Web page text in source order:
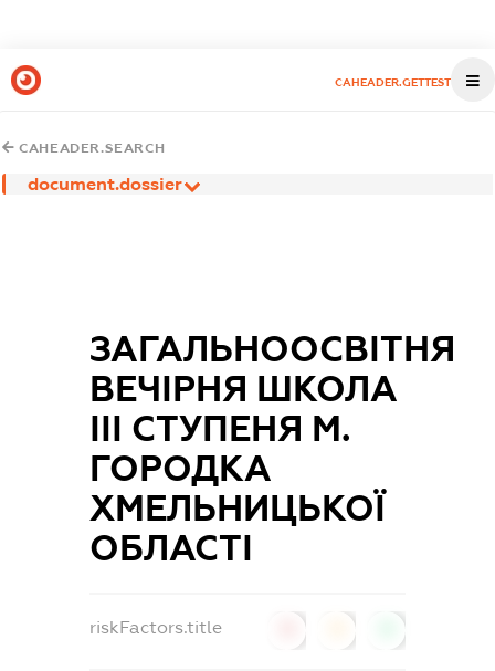
CAHEADER.GETTEST
CAHEADER.SEARCH
document.dossier
ЗАГАЛЬНООСВІТНЯ
ВЕЧІРНЯ ШКОЛА
III СТУПЕНЯ М.
ГОРОДКА
ХМЕЛЬНИЦЬКОЇ
ОБЛАСТІ
riskFactors.title